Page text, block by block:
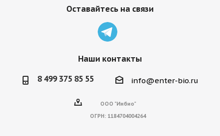
Оставайтесь на связи
Наши контакты
8 499 375 85 55 info@enter-bio.ru
ООО "Инбио"
ОГРН: 1184704004264